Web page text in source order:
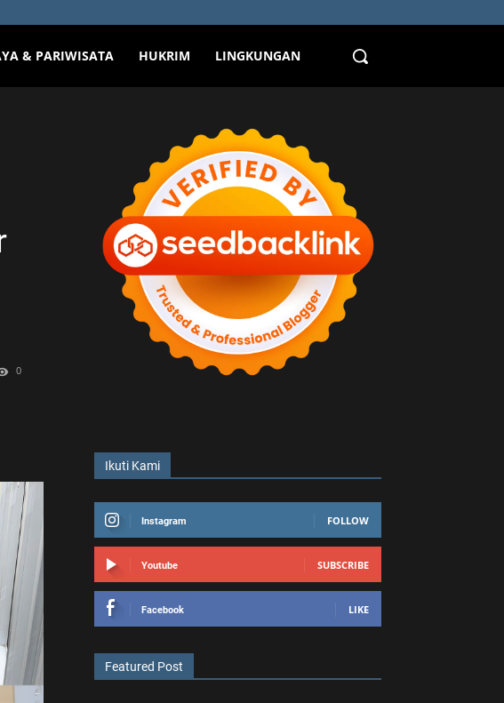
& PARIWISATA HUKRIM LINGKUNGAN
0
Ikuti Kami
Instagram FOLLOW
Youtube SUBSCRIBE
Facebook LIKE
Featured Post